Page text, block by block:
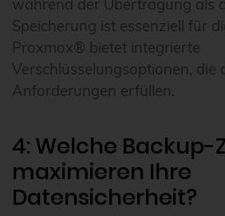
während der Übertragung als
Speicherung ist essenziell für
Proxmox® bietet integrierte
Verschlüsselungsoptionen, die
Anforderungen erfüllen.
4: Welche Backup-
maximieren Ihre
Datensicherheit?